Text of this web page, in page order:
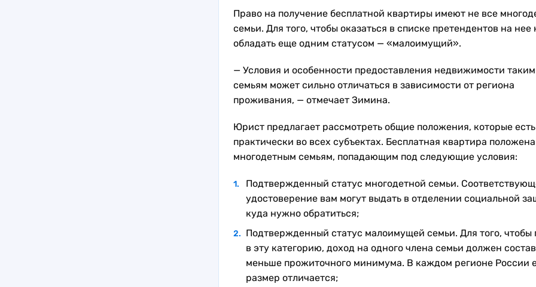
Право на получение бесплатной квартиры имеют не все
семьи. Для того, чтобы оказаться в списке претендентов на
обладать еще одним статусом — «малоимущий».
— Условия и особенности предоставления недвижимости таким
семьям может сильно отличаться в зависимости от региона
проживания, — отмечает Зимина.
Юрист предлагает рассмотреть общие положения, которые есть
практически во всех субъектах. Бесплатная квартира положена
многодетным семьям, попадающим под следующие условия:
Подтвержденный статус многодетной семьи.
удостоверение вам могут выдать в отделении социальной
куда нужно обратиться;
Подтвержденный статус малоимущей семьи. Для того, чтобы
в эту категорию, доход на одного члена семьи должен
меньше прожиточного минимума. В каждом регионе России
размер отличается;